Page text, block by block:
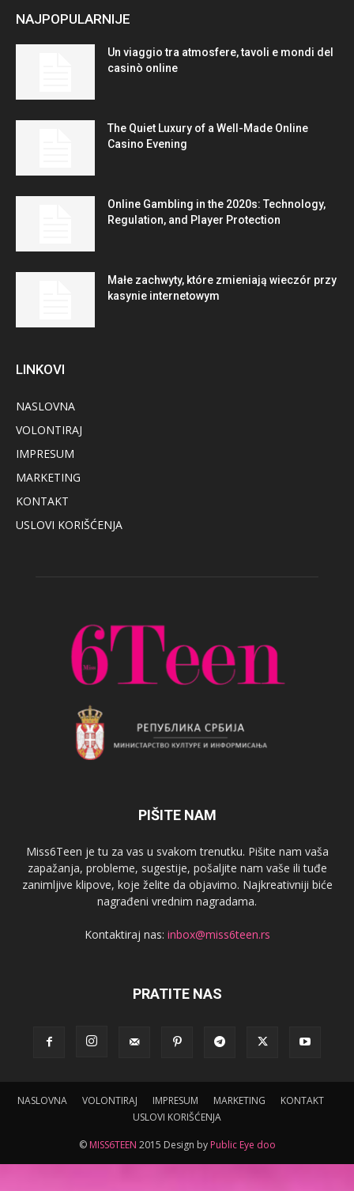
NAJPOPULARNIJE
Un viaggio tra atmosfere, tavoli e mondi del
casinò online
The Quiet Luxury of a Well-Made Online
Casino Evening
Online Gambling in the 2020s: Technology,
Regulation, and Player Protection
Małe zachwyty, które zmieniają wieczór przy
kasynie internetowym
LINKOVI
NASLOVNA
VOLONTIRAJ
IMPRESUM
MARKETING
KONTAKT
USLOVI KORIŠĆENJA
PIŠITE NAM
Miss6Teen je tu za vas u svakom trenutku. Pišite nam vaša
zapažanja, probleme, sugestije, pošaljite nam vaše ili tuđe
zanimljive klipove, koje želite da objavimo. Najkreativniji biće
nagrađeni vrednim nagradama.
Kontaktiraj nas: inbox@miss6teen.rs
PRATITE NAS
NASLOVNA VOLONTIRAJ IMPRESUM MARKETING
KONTAKT
USLOVI KORIŠĆENJA
© MISS6TEEN 2015 Design by Public Eye doo